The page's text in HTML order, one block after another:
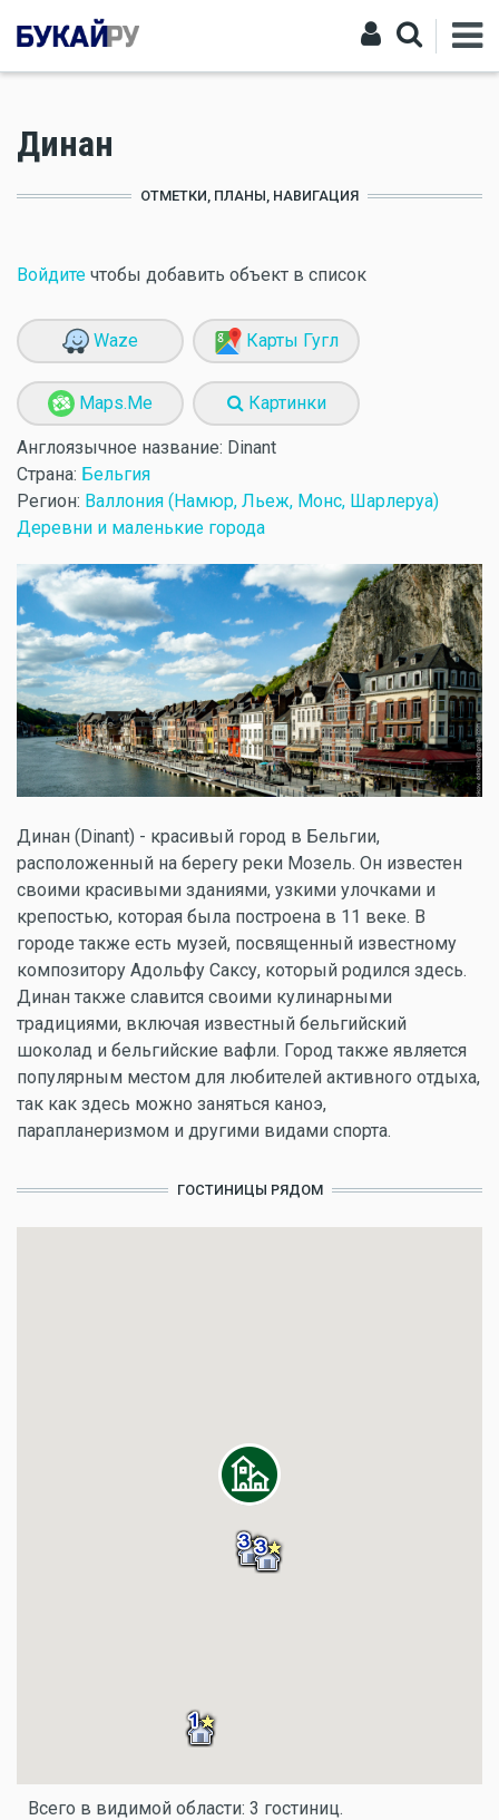
Динан
ОТМЕТКИ, ПЛАНЫ, НАВИГАЦИЯ
Войдите чтобы добавить объект в список
Waze Карты Гугл
Maps.Me Картинки
Англоязычное название: Dinant
Страна: Бельгия
Регион: Валлония (Намюр, Льеж, Монс, Шарлеруа)
Деревни и маленькие города
Динан (Dinant) - красивый город в Бельгии,
расположенный на берегу реки Мозель. Он известен
своими красивыми зданиями, узкими улочками и
крепостью, которая была построена в 11 веке. В
городе также есть музей, посвященный известному
композитору Адольфу Саксу, который родился здесь.
Динан также славится своими кулинарными
традициями, включая известный бельгийский
шоколад и бельгийские вафли. Город также является
популярным местом для любителей активного отдыха,
так как здесь можно заняться каноэ,
парапланеризмом и другими видами спорта.
ГОСТИНИЦЫ РЯДОМ
Всего в видимой области: 3 гостиниц.